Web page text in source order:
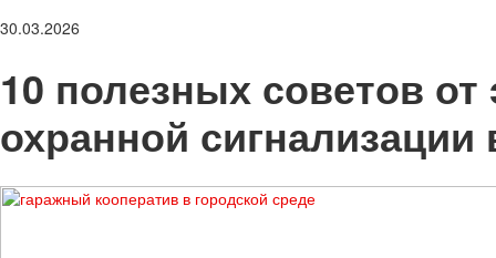
30.03.2026
10 полезных советов от
охранной сигнализации